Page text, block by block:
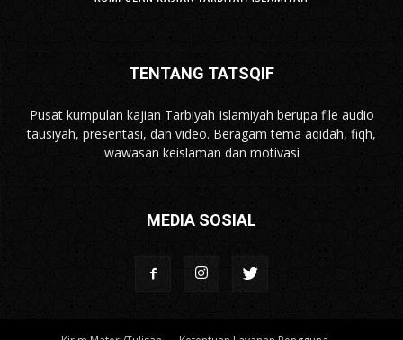
TENTANG TATSQIF
Pusat kumpulan kajian Tarbiyah Islamiyah berupa file audio
tausiyah, presentasi, dan video. Beragam tema aqidah, fiqh,
wawasan keislaman dan motivasi
MEDIA SOSIAL